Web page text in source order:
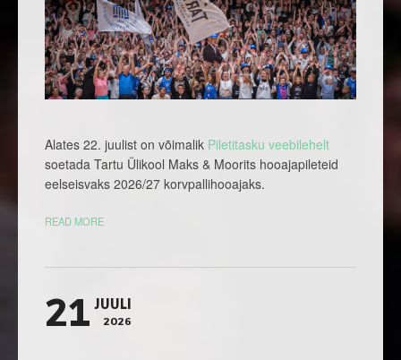
Alates 22. juulist on võimalik Piletitasku veebilehelt
soetada Tartu Ülikool Maks & Moorits hooajapileteid
eelseisvaks 2026/27 korvpallihooajaks.
READ MORE
21 JUULI
2026